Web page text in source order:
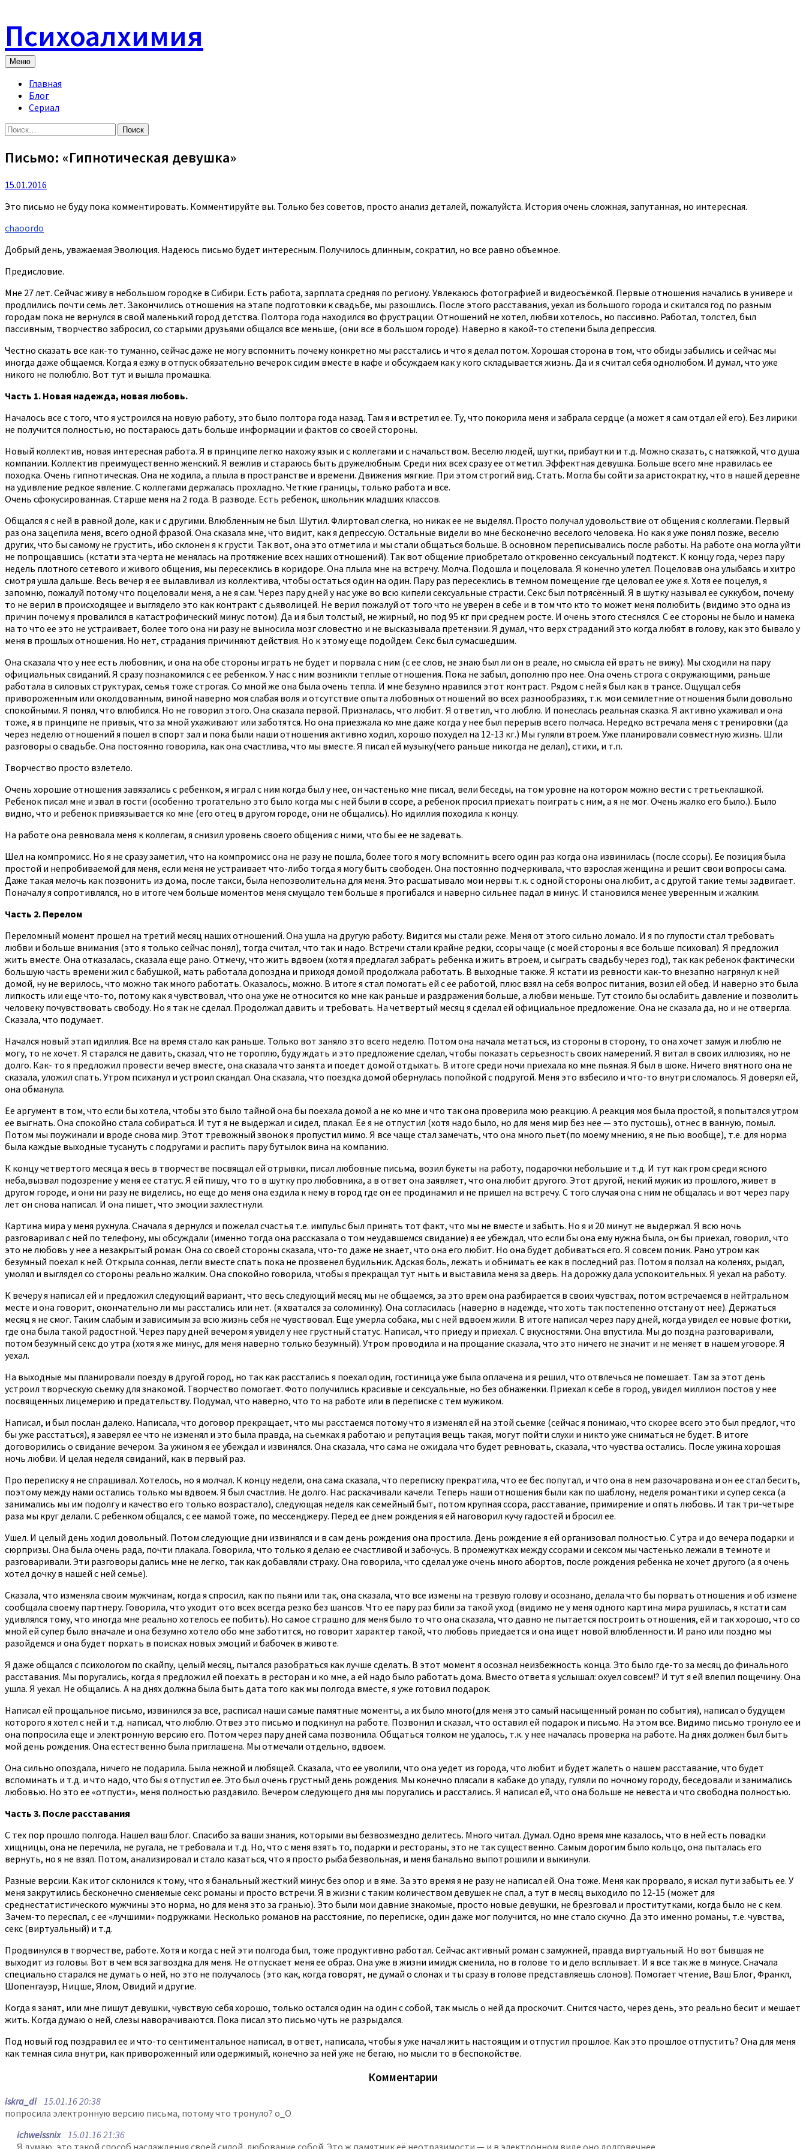
content
Психоалхимия
Меню
Главная
Блог
Сериал
Найти:
Письмо: «Гипнотическая девушка»
15.01.2016
Это письмо не буду пока комментировать. Комментируйте вы. Только без советов, просто анализ деталей, пожалуйста. История очень сложная, запутанная, но интересная.
chaoordo
Добрый день, уважаемая Эволюция. Надеюсь письмо будет интересным. Получилось длинным, сократил, но все равно объемное.
Предисловие.
Мне 27 лет. Сейчас живу в небольшом городке в Сибири. Есть работа, зарплата средняя по региону. Увлекаюсь фотографией и видеосъёмкой. Первые отношения начались в универе и
продлились почти семь лет. Закончились отношения на этапе подготовки к свадьбе, мы разошлись. После этого расставания, уехал из большого города и скитался год по разным
городам пока не вернулся в свой маленький город детства. Полтора года находился во фрустрации. Отношений не хотел, любви хотелось, но пассивно. Работал, толстел, был
пассивным, творчество забросил, со старыми друзьями общался все меньше, (они все в большом городе). Наверно в какой-то степени была депрессия.
Честно сказать все как-то туманно, сейчас даже не могу вспомнить почему конкретно мы расстались и что я делал потом. Хорошая сторона в том, что обиды забылись и сейчас мы
иногда даже общаемся. Когда я езжу в отпуск обязательно вечерок сидим вместе в кафе и обсуждаем как у кого складывается жизнь. Да и я считал себя однолюбом. И думал, что уже
никого не полюблю. Вот тут и вышла промашка.
Часть 1. Новая надежда, новая любовь.
Началось все с того, что я устроился на новую работу, это было полтора года назад. Там я и встретил ее. Ту, что покорила меня и забрала сердце (а может я сам отдал ей его). Без лирики
не получится полностью, но постараюсь дать больше информации и фактов со своей стороны.
Новый коллектив, новая интересная работа. Я в принципе легко нахожу язык и с коллегами и с начальством. Веселю людей, шутки, прибаутки и т.д. Можно сказать, с натяжкой, что душа
компании. Коллектив преимущественно женский. Я вежлив и стараюсь быть дружелюбным. Среди них всех сразу ее отметил. Эффектная девушка. Больше всего мне нравилась ее
походка. Очень гипнотическая. Она не ходила, а плыла в пространстве и времени. Движения мягкие. При этом строгий вид. Стать. Могла бы сойти за аристократку, что в нашей деревне
на удивление редкое явление. С коллегами держалась прохладно. Четкие границы, только работа и все.
Очень сфокусированная. Старше меня на 2 года. В разводе. Есть ребенок, школьник младших классов.
Общался я с ней в равной доле, как и с другими. Влюбленным не был. Шутил. Флиртовал слегка, но никак ее не выделял. Просто получал удовольствие от общения с коллегами. Первый
раз она зацепила меня, всего одной фразой. Она сказала мне, что видит, как я депрессую. Остальные видели во мне бесконечно веселого человека. Но как я уже понял позже, веселю
других, что бы самому не грустить, ибо склонен я к грусти. Так вот, она это отметила и мы стали общаться больше. В основном переписывались после работы. На работе она могла уйти
не попрощавшись (кстати эта черта не менялась на протяжение всех наших отношений). Так вот общение приобретало откровенно сексуальный подтекст. К концу года, через пару
недель плотного сетевого и живого общения, мы пересеклись в коридоре. Она плыла мне на встречу. Молча. Подошла и поцеловала. Я конечно улетел. Поцеловав она улыбаясь и хитро
смотря ушла дальше. Весь вечер я ее вылавливал из коллектива, чтобы остаться один на один. Пару раз пересеклись в темном помещение где целовал ее уже я. Хотя ее поцелуя, я
запомню, пожалуй потому что поцеловали меня, а не я сам. Через пару дней у нас уже во всю кипели сексуальные страсти. Секс был потрясённый. Я в шутку называл ее суккубом, почему
то не верил в происходящее и выглядело это как контракт с дьяволицей. Не верил пожалуй от того что не уверен в себе и в том что кто то может меня полюбить (видимо это одна из
причин почему я провалился в катастрофический минус потом). Да и я был толстый, не жирный, но под 95 кг при среднем росте. И очень этого стеснялся. С ее стороны не было и намека
на то что ее это не устраивает, более того она ни разу не выносила мозг словестно и не высказывала претензии. Я думал, что верх страданий это когда любят в голову, как это бывало у
меня в прошлых отношения. Но нет, страдания причиняют действия. Но к этому еще подойдем. Секс был сумасшедшим.
Она сказала что у нее есть любовник, и она на обе стороны играть не будет и порвала с ним (с ее слов, не знаю был ли он в реале, но смысла ей врать не вижу). Мы сходили на пару
официальных свиданий. Я сразу познакомился с ее ребенком. У нас с ним возникли теплые отношения. Пока не забыл, дополню про нее. Она очень строга с окружающими, раньше
работала в силовых структурах, семья тоже строгая. Со мной же она была очень тепла. И мне безумно нравился этот контраст. Рядом с ней я был как в трансе. Ощущал себя
привороженным или околдованным, виной наверно моя слабая воля и отсутствие опыта любовных отношений во всех разнообразиях, т.к. мои семилетние отношения были довольно
спокойными. Я понял, что влюбился. Но не говорил этого. Она сказала первой. Призналась, что любит. Я ответил, что люблю. И понеслась реальная сказка. Я активно ухаживал и она
тоже, я в принципе не привык, что за мной ухаживают или заботятся. Но она приезжала ко мне даже когда у нее был перерыв всего полчаса. Нередко встречала меня с тренировки (да
через неделю отношений я пошел в спорт зал и пока были наши отношения активно ходил, хорошо похудел на 12-13 кг.) Мы гуляли втроем. Уже планировали совместную жизнь. Шли
разговоры о свадьбе. Она постоянно говорила, как она счастлива, что мы вместе. Я писал ей музыку(чего раньше никогда не делал), стихи, и т.п.
Творчество просто взлетело.
Очень хорошие отношения завязались с ребенком, я играл с ним когда был у нее, он частенько мне писал, вели беседы, на том уровне на котором можно вести с третьеклашкой.
Ребенок писал мне и звал в гости (особенно трогательно это было когда мы с ней были в ссоре, а ребенок просил приехать поиграть с ним, а я не мог. Очень жалко его было.). Было
видно, что и ребенок привязывается ко мне (его отец в другом городе, они не общались). Но идиллия походила к концу.
На работе она ревновала меня к коллегам, я снизил уровень своего общения с ними, что бы ее не задевать.
Шел на компромисс. Но я не сразу заметил, что на компромисс она не разу не пошла, более того я могу вспомнить всего один раз когда она извинилась (после ссоры). Ее позиция была
простой и непробиваемой для меня, если меня не устраивает что-либо тогда я могу быть свободен. Она постоянно подчеркивала, что взрослая женщина и решит свои вопросы сама.
Даже такая мелочь как позвонить из дома, после такси, была непозволительна для меня. Это расшатывало мои нервы т.к. с одной стороны она любит, а с другой такие темы задвигает.
Поначалу я сопротивлялся, но в итоге чем больше моментов меня смущало тем больше я прогибался и наверно сильнее падал в минус. И становился менее уверенным и жалким.
Часть 2. Перелом
Переломный момент прошел на третий месяц наших отношений. Она ушла на другую работу. Видится мы стали реже. Меня от этого сильно ломало. И я по глупости стал требовать
любви и больше внимания (это я только сейчас понял), тогда считал, что так и надо. Встречи стали крайне редки, ссоры чаще (с моей стороны я все больше психовал). Я предложил
жить вместе. Она отказалась, сказала еще рано. Отмечу, что жить вдвоем (хотя я предлагал забрать ребенка и жить втроем, и сыграть свадьбу через год), так как ребенок фактически
большую часть времени жил с бабушкой, мать работала допоздна и приходя домой продолжала работать. В выходные также. Я кстати из ревности как-то внезапно нагрянул к ней
домой, ну не верилось, что можно так много работать. Оказалось, можно. В итоге я стал помогать ей с ее работой, плюс взял на себя вопрос питания, возил ей обед. И наверно это была
липкость или еще что-то, потому как я чувствовал, что она уже не относится ко мне как раньше и раздражения больше, а любви меньше. Тут стоило бы ослабить давление и позволить
человеку почувствовать свободу. Но я так не сделал. Продолжал давить и требовать. На четвертый месяц я сделал ей официальное предложение. Она не сказала да, но и не отвергла.
Сказала, что подумает.
Начался новый этап идиллия. Все на время стало как раньше. Только вот заняло это всего неделю. Потом она начала метаться, из стороны в сторону, то она хочет замуж и люблю не
могу, то не хочет. Я старался не давить, сказал, что не тороплю, буду ждать и это предложение сделал, чтобы показать серьезность своих намерений. Я витал в своих иллюзиях, но не
долго. Как- то я предложил провести вечер вместе, она сказала что занята и поедет домой отдыхать. В итоге среди ночи приехала ко мне пьяная. Я был в шоке. Ничего внятного она не
сказала, уложил спать. Утром психанул и устроил скандал. Она сказала, что поездка домой обернулась попойкой с подругой. Меня это взбесило и что-то внутри сломалось. Я доверял ей,
она обманула.
Ее аргумент в том, что если бы хотела, чтобы это было тайной она бы поехала домой а не ко мне и что так она проверила мою реакцию. А реакция моя была простой, я попытался утром
ее выгнать. Она спокойно стала собираться. И тут я не выдержал и сидел, плакал. Ее я не отпустил (хотя надо было, но для меня мир без нее — это пустошь), отнес в ванную, помыл.
Потом мы поужинали и вроде снова мир. Этот тревожный звонок я пропустил мимо. Я все чаще стал замечать, что она много пьет(по моему мнению, я не пью вообще), т.е. для норма
была каждые выходные тусануть с подругами и распить пару бутылок вина на компанию.
К концу четвертого месяца я весь в творчестве посвящал ей отрывки, писал любовные письма, возил букеты на работу, подарочки небольшие и т.д. И тут как гром среди ясного
неба,вызвал подозрение у меня ее статус. Я ей пишу, что то в шутку про любовника, а в ответ она заявляет, что она любит другого. Этот другой, некий мужик из прошлого, живет в
другом городе, и они ни разу не виделись, но еще до меня она ездила к нему в город где он ее продинамил и не пришел на встречу. С того случая она с ним не общалась и вот через пару
лет он снова написал. И она пишет, что эмоции захлестнули.
Картина мира у меня рухнула. Сначала я дернулся и пожелал счастья т.е. импульс был принять тот факт, что мы не вместе и забыть. Но я и 20 минут не выдержал. Я всю ночь
разговаривал с ней по телефону, мы обсуждали (именно тогда она рассказала о том неудавшемся свидание) я ее убеждал, что если бы она ему нужна была, он бы приехал, говорил, что
это не любовь у нее а незакрытый роман. Она со своей стороны сказала, что-то даже не знает, что она его любит. Но она будет добиваться его. Я совсем поник. Рано утром как
безумный поехал к ней. Открыла сонная, легли вместе спать пока не прозвенел будильник. Адская боль, лежать и обнимать ее как в последний раз. Потом я ползал на коленях, рыдал,
умолял и выглядел со стороны реально жалким. Она спокойно говорила, чтобы я прекращал тут ныть и выставила меня за дверь. На дорожку дала успокоительных. Я уехал на работу.
К вечеру я написал ей и предложил следующий вариант, что весь следующий месяц мы не общаемся, за это врем она разбирается в своих чувствах, потом встречаемся в нейтральном
месте и она говорит, окончательно ли мы расстались или нет. (я хватался за соломинку). Она согласилась (наверно в надежде, что хоть так постепенно отстану от нее). Держаться
месяц я не смог. Таким слабым и зависимым за всю жизнь себя не чувствовал. Еще умерла собака, мы с ней вдвоем жили. В итоге написал через пару дней, когда увидел ее новые фотки,
где она была такой радостной. Через пару дней вечером я увидел у нее грустный статус. Написал, что приеду и приехал. С вкусностями. Она впустила. Мы до поздна разговаривали,
потом безумный секс до утра (хотя я же минус, для меня наверно только безумный). Утром проводила и на прощание сказала, что это ничего не значит и не меняет в нашем уговоре. Я
уехал.
На выходные мы планировали поезду в другой город, но так как расстались я поехал один, гостиница уже была оплачена и я решил, что отвлечься не помешает. Там за этот день
устроил творческую сьемку для знакомой. Творчество помогает. Фото получились красивые и сексуальные, но без обнаженки. Приехал к себе в город, увидел миллион постов у нее
посвященных лицемерию и предательству. Подумал, что наверно, что то на работе или в переписке с тем мужиком.
Написал, и был послан далеко. Написала, что договор прекращает, что мы расстаемся потому что я изменял ей на этой сьемке (сейчас я понимаю, что скорее всего это был предлог, что
бы уже расстаться), я заверял ее что не изменял и это была правда, на сьемках я работаю и репутация вещь такая, могут пойти слухи и никто уже сниматься не будет. В итоге
договорились о свидание вечером. За ужином я ее убеждал и извинялся. Она сказала, что сама не ожидала что будет ревновать, сказала, что чувства остались. После ужина хорошая
ночь любви. И целая неделя свиданий, как в первый раз.
Про переписку я не спрашивал. Хотелось, но я молчал. К концу недели, она сама сказала, что переписку прекратила, что ее бес попутал, и что она в нем разочарована и он ее стал бесить,
поэтому между нами остались только мы вдвоем. Я был счастлив. Не долго. Нас раскачивали качели. Теперь наши отношения были как по шаблону, неделя романтики и супер секса (а
занимались мы им подолгу и качество его только возрастало), следующая неделя как семейный быт, потом крупная ссора, расставание, примирение и опять любовь. И так три-четыре
раза мы круг делали. С ребенком общался, с ее мамой тоже, по мессенджеру. Перед ее днем рождения я ей наговорил кучу гадостей и бросил ее.
Ушел. И целый день ходил довольный. Потом следующие дни извинялся и в сам день рождения она простила. День рождение я ей организовал полностью. С утра и до вечера подарки и
сюрпризы. Она была очень рада, почти плакала. Говорила, что только я делаю ее счастливой и забочусь. В промежутках между ссорами и сексом мы частенько лежали в темноте и
разговаривали. Эти разговоры дались мне не легко, так как добавляли страху. Она говорила, что сделал уже очень много абортов, после рождения ребенка не хочет другого (а я очень
хотел дочку в нашей с ней семье).
Сказала, что изменяла своим мужчинам, когда я спросил, как по пьяни или так, она сказала, что все измены на трезвую голову и осознано, делала что бы порвать отношения и об измене
сообщала своему партнеру. Говорила, что уходит ото всех всегда резко без шансов. Что ее пару раз били за такой уход (видимо не у меня одного картина мира рушилась, я кстати сам
удивлялся тому, что иногда мне реально хотелось ее побить). Но самое страшно для меня было то что она сказала, что давно не пытается построить отношения, ей и так хорошо, что со
мной ей супер было вначале и она безумно хотело обо мне заботится, но говорит характер такой, что любовь приедается и она ищет новой влюбленности. И рано или поздно мы
разойдемся и она будет порхать в поисках новых эмоций и бабочек в животе.
Я даже общался с психологом по скайпу, целый месяц, пытался разобраться как лучше сделать. В этот момент я осознал неизбежность конца. Это было где-то за месяц до финального
расставания. Мы поругались, когда я предложил ей поехать в ресторан и ко мне, а ей надо было работать дома. Вместо ответа я услышал: охуел совсем!? И тут я ей влепил пощечину. Она
ушла. Я уехал. Не общались. А на днях должна была быть дата того как мы полгода вместе, я уже готовил подарок.
Написал ей прощальное письмо, извинился за все, расписал наши самые памятные моменты, а их было много(для меня это самый насыщенный роман по события), написал о будущем
которого я хотел с ней и т.д. написал, что люблю. Отвез это письмо и подкинул на работе. Позвонил и сказал, что оставил ей подарок и письмо. На этом все. Видимо письмо тронуло ее и
она попросила еще и электронную версию его. Потом через пару дней сама позвонила. Общаться толком не удалось, т.к. у нее началась проверка на работе. На днях должен был быть
мой день рождения. Она естественно была приглашена. Мы отмечали отдельно, вдвоем.
Она сильно опоздала, ничего не подарила. Была нежной и любящей. Сказала, что ее уволили, что она уедет из города, что любит и будет жалеть о нашем расставание, что будет
вспоминать и т.д. и что надо, что бы я отпустил ее. Это был очень грустный день рождения. Мы конечно плясали в кабаке до упаду, гуляли по ночному городу, беседовали и занимались
любовью. Но это ее «отпусти», меня полностью раздавило. Вечером следующего дня мы поругались и расстались. Я написал ей, что она больше не невеста и что свободна полностью.
Часть 3. После расставания
С тех пор прошло полгода. Нашел ваш блог. Спасибо за ваши знания, которыми вы безвозмездно делитесь. Много читал. Думал. Одно время мне казалось, что в ней есть повадки
хищницы, она не перечила, не ругала, не требовала и т.д. Но, что с меня взять то, подарки и рестораны, это не так существенно. Самым дорогим было кольцо, она пыталась его
вернуть, но я не взял. Потом, анализировал и стало казаться, что я просто рыба безвольная, и меня банально выпотрошили и выкинули.
Разные версии. Как итог склонился к тому, что я банальный жесткий минус без опор и в яме. За это время я не разу не написал ей. Она тоже. Меня как прорвало, я искал пути забыть ее. У
меня закрутились бесконечно сменяемые секс романы и просто встречи. Я в жизни с таким количеством девушек не спал, а тут в месяц выходило по 12-15 (может для
среднестатистического мужчины это норма, но для меня это за гранью). Это были мои давние знакомые, просто новые девушки, не брезговал и проститутками, когда было не с кем.
Зачем-то переспал, с ее «лучшими» подружками. Несколько романов на расстояние, по переписке, один даже мог получится, но мне стало скучно. Да это именно романы, т.е. чувства,
секс (виртуальный) и т.д.
Продвинулся в творчестве, работе. Хотя и когда с ней эти полгода был, тоже продуктивно работал. Сейчас активный роман с замужней, правда виртуальный. Но вот бывшая не
выходит из головы. Вот в чем вся загвоздка для меня. Не отпускает меня ее образ. Она уже в жизни имидж сменила, но в голове то и дело всплывает. И я все так же в минусе. Сначала
специально старался не думать о ней, но это не получалось (это как, когда говорят, не думай о слонах и ты сразу в голове представляешь слонов). Помогает чтение, Ваш Блог, Франкл,
Шопенгауэр, Ницше, Ялом, Овидий и другие.
Когда я занят, или мне пишут девушки, чувствую себя хорошо, только остался один на один с собой, так мысль о ней да проскочит. Снится часто, через день, это реально бесит и мешает
жить. Когда думаю о ней, слезы наворачиваются. Пока писал это письмо чуть не разрыдался.
Под новый год поздравил ее и что-то сентиментальное написал, в ответ, написала, чтобы я уже начал жить настоящим и отпустил прошлое. Как это прошлое отпустить? Она для меня
как темная сила внутри, как привороженный или одержимый, конечно за ней уже не бегаю, но мысли то в беспокойстве.
Комментарии
iskra_di15.01.16 20:38
попросила электронную версию письма, потому что тронуло? o_O
ichweissnix15.01.16 21:36